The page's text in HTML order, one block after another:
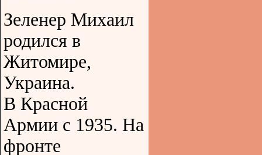
Зеленер Михаил
родился в
Житомире,
Украина.
В Красной
Армии с 1935. На
фронте